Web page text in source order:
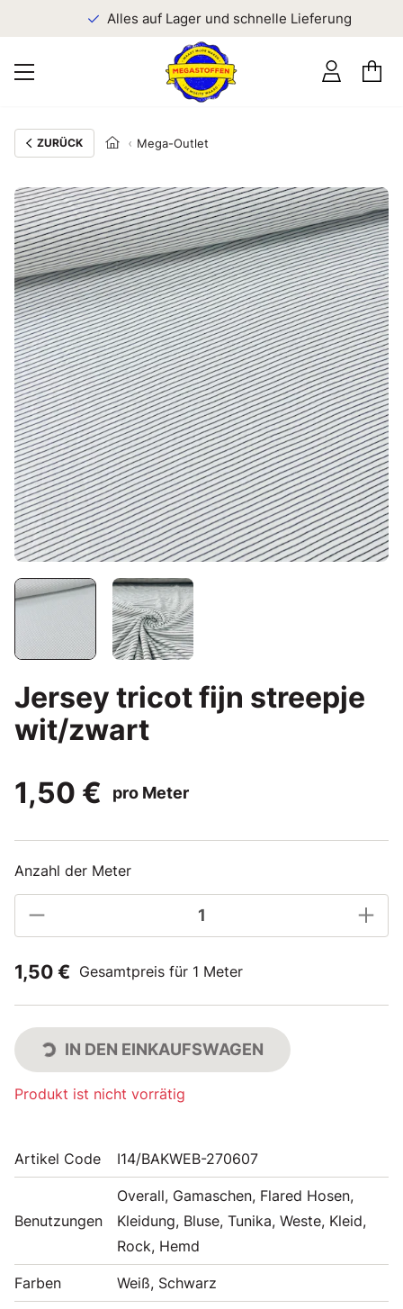
Alles auf Lager und schnelle Lieferung
ZURÜCK Mega-Outlet
Jersey tricot fijn streepje
wit/zwart
1,50 €
pro Meter
Anzahl der Meter
1,50 € Gesamtpreis für 1 Meter
IN DEN EINKAUFSWAGEN
Produkt ist nicht vorrätig
Artikel Code I14/BAKWEB-270607
Benutzungen
Overall, Gamaschen, Flared Hosen,
Kleidung, Bluse, Tunika, Weste, Kleid,
Rock, Hemd
Farben Weiß, Schwarz